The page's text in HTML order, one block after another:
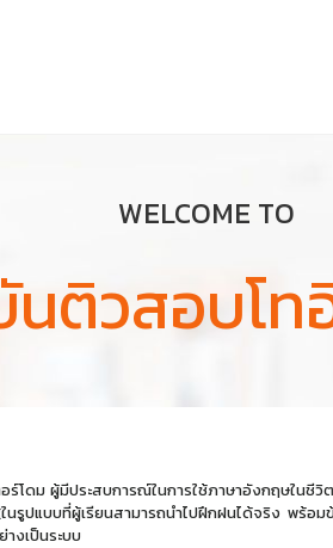
WELCOME TO
นติวสอบโ
ดม ผู้มีประสบการณ์ในการใช้ภาษาอังกฤษในชี
รูปแบบที่ผู้เรียนสามารถนำไปฝึกฝนได้จริง พร้
างเป็นระบบ